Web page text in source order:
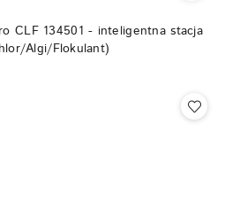
CLF 134501 - inteligentna stacja
Algi/Flokulant)